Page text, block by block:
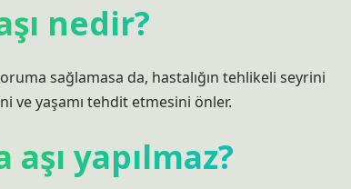
nedir?
sağlamasa da, hastalığın tehlikeli seyrini
ve yaşamı tehdit etmesini önler.
yapılmaz?